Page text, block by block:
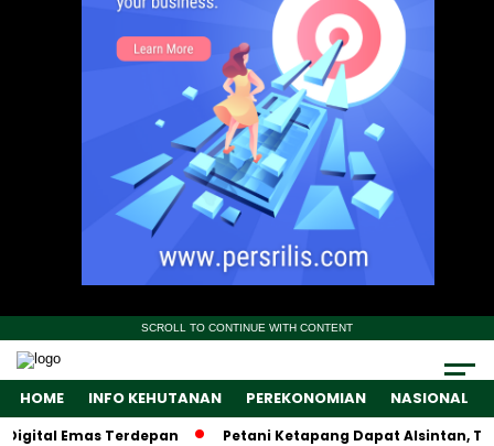
SCROLL TO CONTINUE WITH CONTENT
HOME INFO KEHUTANAN PEREKONOMIAN NASIONAL
Emas Terdepan Petani Ketapang Dapat Alsintan, Tapi